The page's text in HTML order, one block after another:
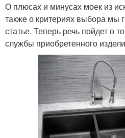
О плюсах и минусах моек из
также о критериях выбора мы
статье. Теперь речь пойдет о
службы приобретенного